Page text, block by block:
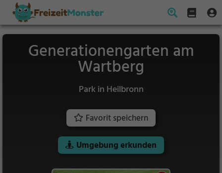
Generationengarten am
Wartberg
Park in Heilbronn
Favorit speichern
Umgebung erkunden